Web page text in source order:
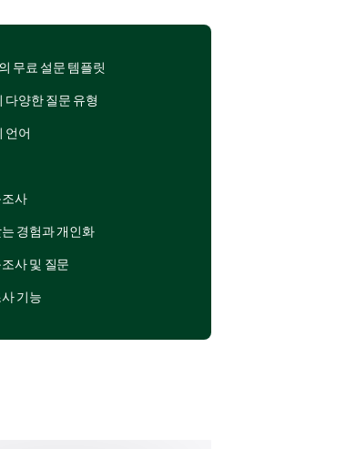
3 4
무료 설문 템플릿
다양한 질문 유형
언어
사
경험과 개인화
사 및 질문
기능